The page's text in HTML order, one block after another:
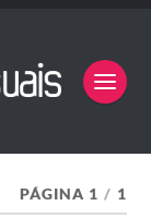
PÁGINA 1 / 1